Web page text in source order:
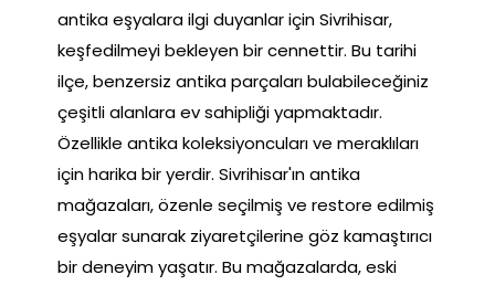
antika eşyalara ilgi duyanlar için Sivrihisar,
keşfedilmeyi bekleyen bir cennettir. Bu tarihi
ilçe, benzersiz antika parçaları bulabileceğiniz
çeşitli alanlara ev sahipliği yapmaktadır.
Özellikle antika koleksiyoncuları ve meraklıları
için harika bir yerdir. Sivrihisar'ın antika
mağazaları, özenle seçilmiş ve restore edilmiş
eşyalar sunarak ziyaretçilerine göz kamaştırıcı
bir deneyim yaşatır. Bu mağazalarda, eski